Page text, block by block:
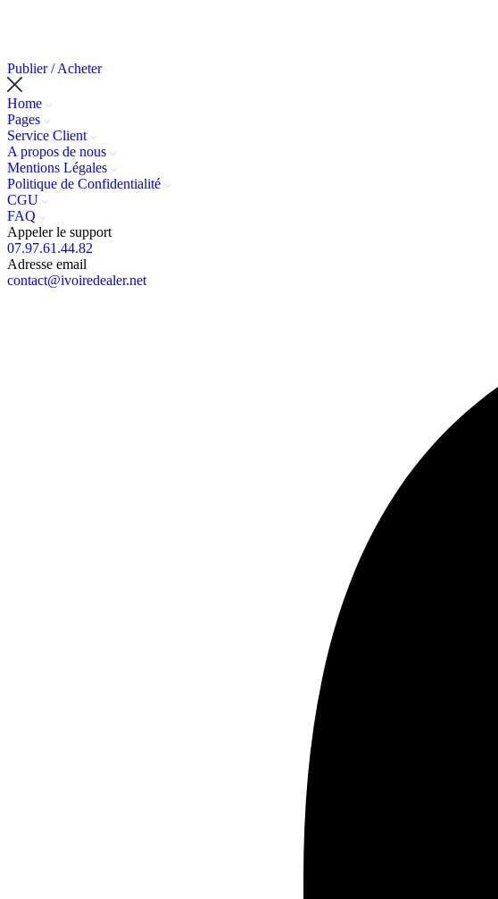
Publier / Acheter
Home
Pages
Service Client
A propos de nous
Mentions Légales
Politique de Confidentialité
CGU
FAQ
Appeler le support
07.97.61.44.82
Adresse email
contact@ivoiredealer.net